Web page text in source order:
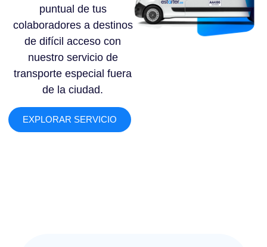
puntual de tus
colaboradores a destinos
de difícil acceso con
nuestro servicio de
transporte especial fuera
de la ciudad.
EXPLORAR SERVICIO